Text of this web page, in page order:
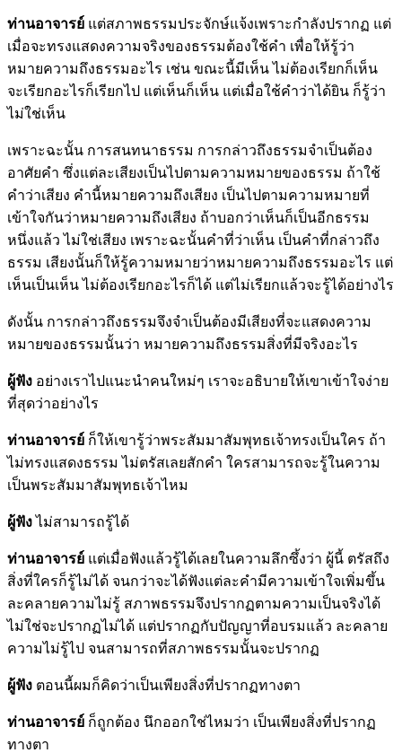
ท่านอาจารย์ แต่สภาพธรรมประจักษ์แจ้งเพราะกำลังปรากฏ แต่
เมื่อจะทรงแสดงความจริงของธรรมต้องใช้คำ เพื่อให้รู้ว่า
หมายความถึงธรรมอะไร เช่น ขณะนี้มีเห็น ไม่ต้องเรียกก็เห็น
จะเรียกอะไรก็เรียกไป แต่เห็นก็เห็น แต่เมื่อใช้คำว่าได้ยิน ก็รู้ว่า
ไม่ใช่เห็น
เพราะฉะนั้น การสนทนาธรรม การกล่าวถึงธรรมจำเป็นต้อง
อาศัยคำ ซึ่งแต่ละเสียงเป็นไปตามความหมายของธรรม ถ้าใช้
คำว่าเสียง คำนี้หมายความถึงเสียง เป็นไปตามความหมายที่
เข้าใจกันว่าหมายความถึงเสียง ถ้าบอกว่าเห็นก็เป็นอีกธรรม
หนึ่งแล้ว ไม่ใช่เสียง เพราะฉะนั้นคำที่ว่าเห็น เป็นคำที่กล่าวถึง
ธรรม เสียงนั้นก็ให้รู้ความหมายว่าหมายความถึงธรรมอะไร แต่
เห็นเป็นเห็น ไม่ต้องเรียกอะไรก็ได้ แต่ไม่เรียกแล้วจะรู้ได้อย่างไร
ดังนั้น การกล่าวถึงธรรมจึงจำเป็นต้องมีเสียงที่จะแสดงความ
หมายของธรรมนั้นว่า หมายความถึงธรรมสิ่งที่มีจริงอะไร
ผู้ฟัง อย่างเราไปแนะนำคนใหม่ๆ เราจะอธิบายให้เขาเข้าใจง่าย
ที่สุดว่าอย่างไร
ท่านอาจารย์ ก็ให้เขารู้ว่าพระสัมมาสัมพุทธเจ้าทรงเป็นใคร ถ้า
ไม่ทรงแสดงธรรม ไม่ตรัสเลยสักคำ ใครสามารถจะรู้ในความ
เป็นพระสัมมาสัมพุทธเจ้าไหม
ผู้ฟังไม่สามารถรู้ได้
ท่านอาจารย์ แต่เมื่อฟังแล้วรู้ได้เลยในความลึกซึ้งว่า ผู้นี้ ตรัสถึง
สิ่งที่ใครก็รู้ไม่ได้ จนกว่าจะได้ฟังแต่ละคำมีความเข้าใจเพิ่มขึ้น
ละคลายความไม่รู้ สภาพธรรมจึงปรากฏตามความเป็นจริงได้
ไม่ใช่จะปรากฏไม่ได้ แต่ปรากฏกับปัญญาที่อบรมแล้ว ละคลาย
ความไม่รู้ไป จนสามารถที่สภาพธรรมนั้นจะปรากฏ
ผู้ฟัง ตอนนี้ผมก็คิดว่าเป็นเพียงสิ่งที่ปรากฏทางตา
ท่านอาจารย์ ก็ถูกต้อง นึกออกใช่ไหมว่า เป็นเพียงสิ่งที่ปรากฏ
ทางตา